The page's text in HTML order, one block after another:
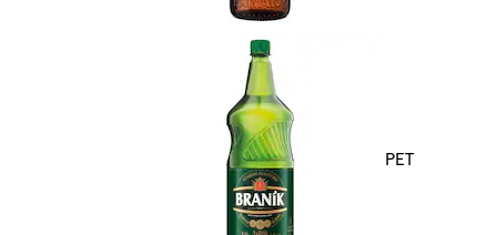
PET